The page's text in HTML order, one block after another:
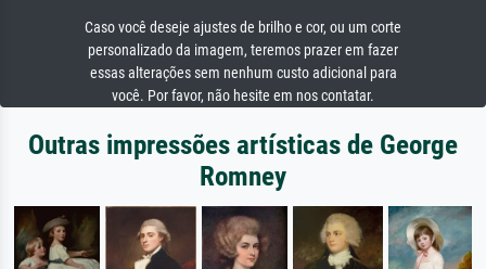
Caso você deseje ajustes de brilho e cor, ou um corte
personalizado da imagem, teremos prazer em fazer
essas alterações sem nenhum custo adicional para
você. Por favor, não hesite em nos contatar.
Outras impressões artísticas de George
Romney